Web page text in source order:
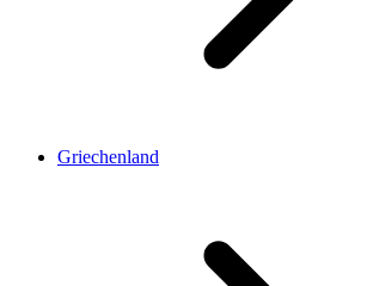
Griechenland